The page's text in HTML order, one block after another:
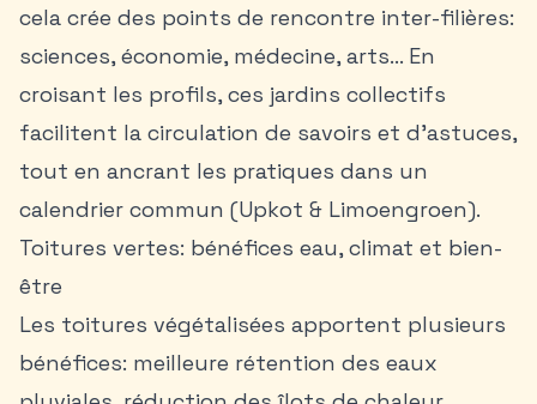
cela crée des points de rencontre inter-filières:
sciences, économie, médecine, arts… En
croisant les profils, ces jardins collectifs
facilitent la circulation de savoirs et d’astuces,
tout en ancrant les pratiques dans un
calendrier commun (Upkot & Limoengroen).
Toitures vertes: bénéfices eau, climat et bien-
être
Les toitures végétalisées apportent plusieurs
bénéfices: meilleure rétention des eaux